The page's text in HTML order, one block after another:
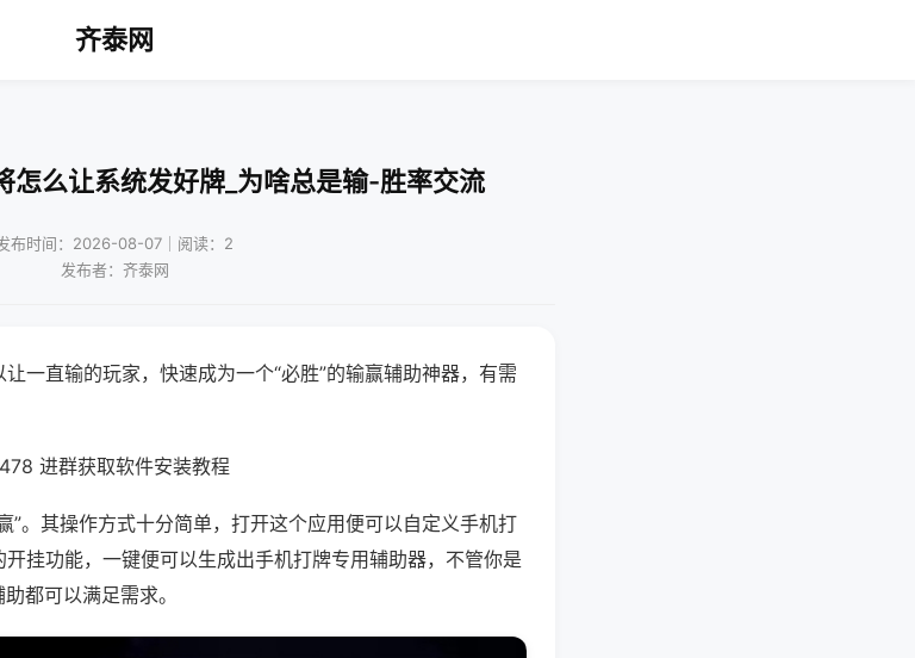
齐泰网
怎么让系统发好牌_为啥总是输-胜率交流
布时间：2026-08-07｜阅读：2
发布者：齐泰网
一直输的玩家，快速成为一个“必胜”的输赢辅助神器，有需
进群获取软件安装教程
”。其操作方式十分简单，打开这个应用便可以自定义手机打
挂功能，一键便可以生成出手机打牌专用辅助器，不管你是
都可以满足需求。